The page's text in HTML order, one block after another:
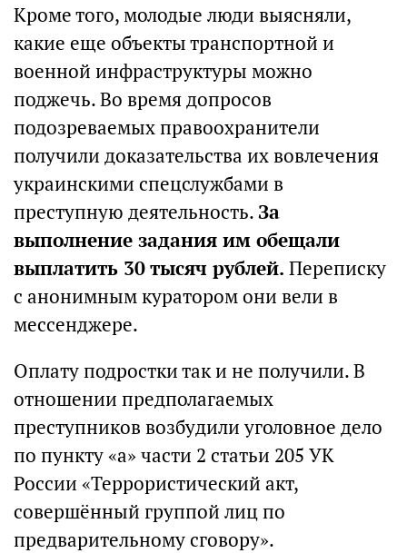
Кроме того, молодые люди выясняли,
какие еще объекты транспортной и
военной инфраструктуры можно
поджечь. Во время допросов
подозреваемых правоохранители
получили доказательства их вовлечения
украинскими спецслужбами в
преступную деятельность.За
выполнение задания им обещали
выплатить 30 тысяч рублей. Переписку
с анонимным куратором они вели в
мессенджере.
Оплату подростки так и не получили. В
отношении предполагаемых
преступников возбудили уголовное дело
по пункту «а» части 2 статьи 205 УК
России «Террористический акт,
совершённый группой лиц по
предварительному сговору».